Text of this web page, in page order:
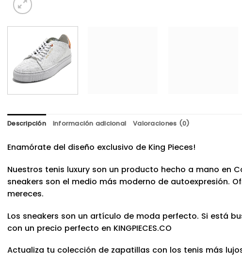
Descripción Información adicional Valoraciones (0)
Enamórate del diseño exclusivo de King Pieces!
Nuestros tenis luxury son un producto hecho a mano en
sneakers son el medio más moderno de autoexpresión.
mereces.
Los sneakers son un artículo de moda perfecto. Si está
con un precio perfecto en KINGPIECES.CO
Actualiza tu colección de zapatillas con los tenis más